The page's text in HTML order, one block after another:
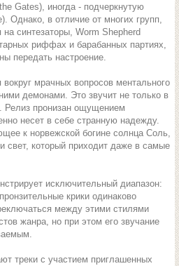
Gates), иногда - подчеркнутую
Однако, в отличие от многих групп,
синтезаторы, Worm Shepherd
риффах и барабанных партиях,
передать настроение.
мрачных вопросов ментального
демонами. Это звучит не только в
Релиз пронизан ощущением
несет в себе странную надежду.
к норвежской богине солнца Соль,
свет, который приходит даже в самые
исключительный диапазон:
крики одинаково
между этими стилями
жанра, но при этом его звучание
треки с участием приглашенных